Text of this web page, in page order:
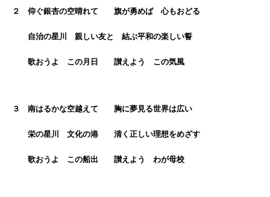
２ 仰ぐ銀杏の空晴れて 旗が勇めば 心もおどる
自治の星川 親しい友と 結ぶ平和の楽しい誓
歌おうよ この月日 讃えよう この気風
３ 南はるかな空越えて 胸に夢見る世界は広い
栄の星川 文化の港 清く正しい理想をめざす
歌おうよ この船出 讃えよう わが母校